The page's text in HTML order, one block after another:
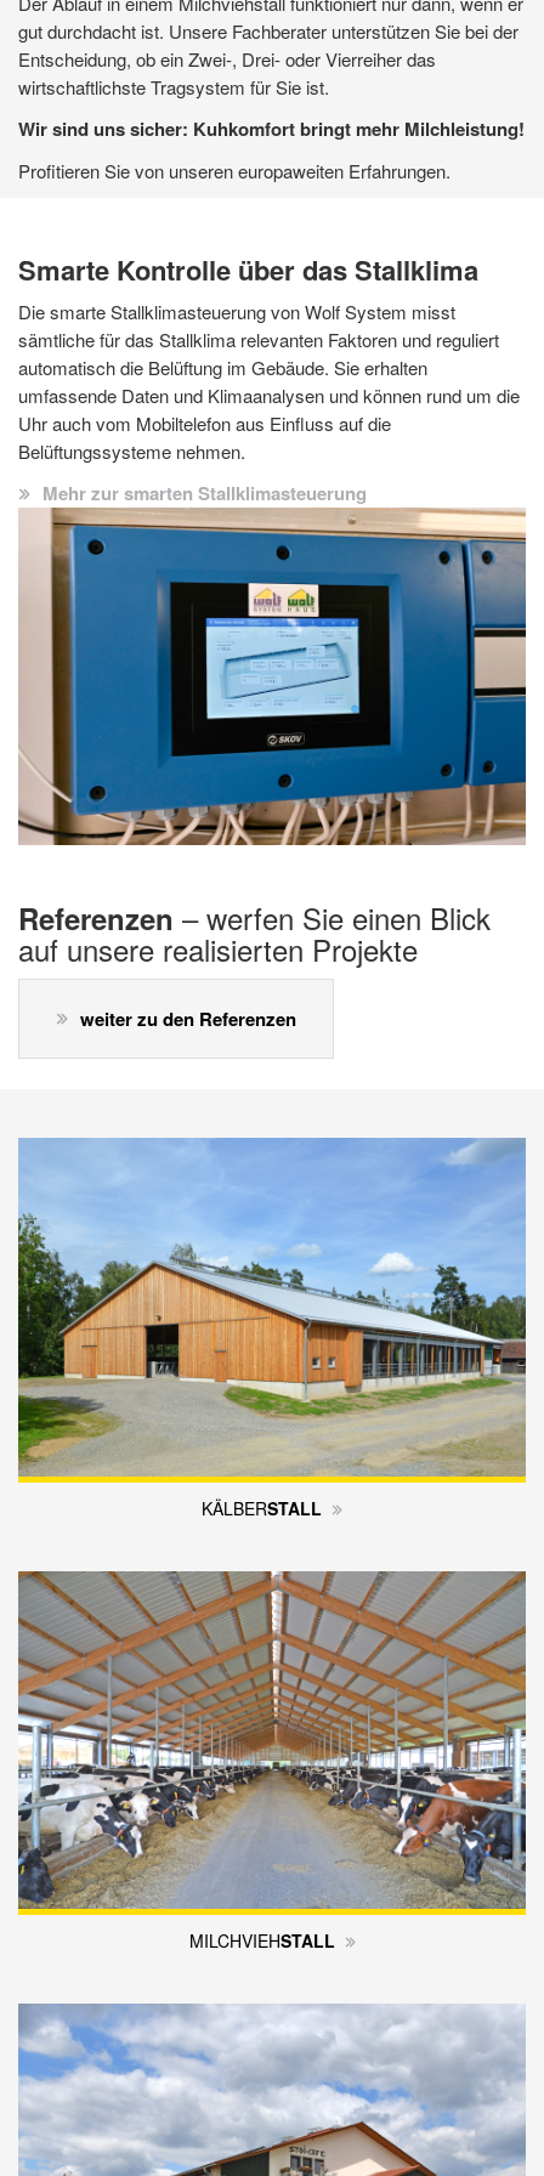
eine Vielfalt von Konstruktionen an. Kälberställe von WOLF
System werden in allen gängigen Varianten verwirklicht. Ob
Tragsysteme aus Stahl, Leimholz oder Beton: wir haben
gut durchdacht ist. Unsere Fachberater unterstützen Sie bei der
Entscheidung, ob ein Zwei-, Drei- oder Vierreiher das
wirtschaftlichste Tragsystem für Sie ist.
Wir sind uns sicher: Kuhkomfort bringt mehr Milchleistung!
Profitieren Sie von unseren europaweiten Erfahrungen.
Deshalb bietet sich eine zweifach gestützte
Rahmenkonstruktion als optimales und kostengünstiges
Tragsystem an. Die entstehenden freien Flächen finden für die
Anzahl der Bullen angepasst werden.
eine Vielfalt von Konstruktionen an. Kälberställe von WOLF
System werden in allen gängigen Varianten verwirklicht. Ob
Tragsysteme aus Stahl, Leimholz oder Beton: wir haben
gut durchdacht ist. Unsere Fachberater unterstützen Sie bei der
Entscheidung, ob ein Zwei-, Drei- oder Vierreiher das
wirtschaftlichste Tragsystem für Sie ist.
Wir sind uns sicher: Kuhkomfort bringt mehr Milchleistung!
Profitieren Sie von unseren europaweiten Erfahrungen.
Smarte Kontrolle über das Stallklima
Die smarte Stallklimasteuerung von Wolf System misst
sämtliche für das Stallklima relevanten Faktoren und reguliert
automatisch die Belüftung im Gebäude. Sie erhalten
umfassende Daten und Klimaanalysen und können rund um die
Uhr auch vom Mobiltelefon aus Einfluss auf die
Belüftungssysteme nehmen.
Mehr zur smarten Stallklimasteuerung
Referenzen – werfen Sie einen Blick
auf unsere realisierten Projekte
weiter zu den Referenzen
KÄLBERSTALL
MILCHVIEHSTALL